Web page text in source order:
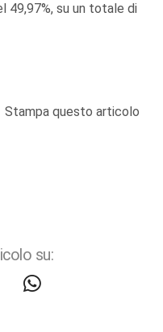
49,97%, su un totale di
Stampa questo articolo
su: